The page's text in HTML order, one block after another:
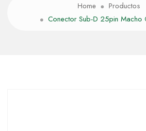
Home
Productos
Conector Sub-D 25pin Macho